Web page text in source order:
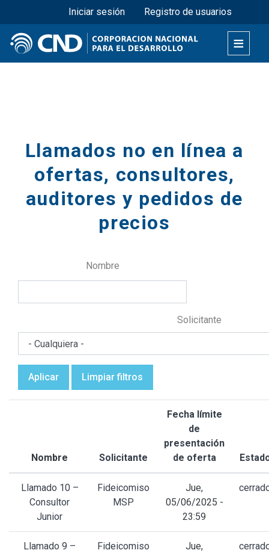
Pasar
al
contenido
principal
Menú superior
Iniciar sesión Registro de usuarios
Llamados no en línea a
ofertas, consultores,
auditores y pedidos de
precios
Nombre
Solicitante
Aplicar Limpiar filtros
Nombre Solicitante
Fecha límite
de
presentación
de oferta
Llamado 10 –
Consultor
Junior
Fideicomiso
MSP
Jue,
05/06/2025 -
23:59
Llamado 9 –
Fideicomiso
Jue,